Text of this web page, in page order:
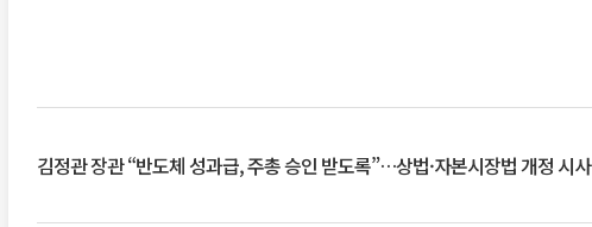
김정관 장관 “반도체 성과급, 주총 승인 받도록”…상법·자본시장법 개정 시사